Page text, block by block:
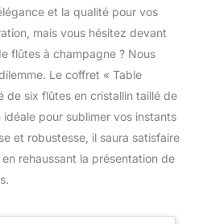
et la qualité pour vos
mais vous hésitez devant
flûtes à champagne ? Nous
Le coffret « Table
de six flûtes en cristallin taillé de
idéale pour sublimer vos instants
et robustesse, il saura satisfaire
rehaussant la présentation de